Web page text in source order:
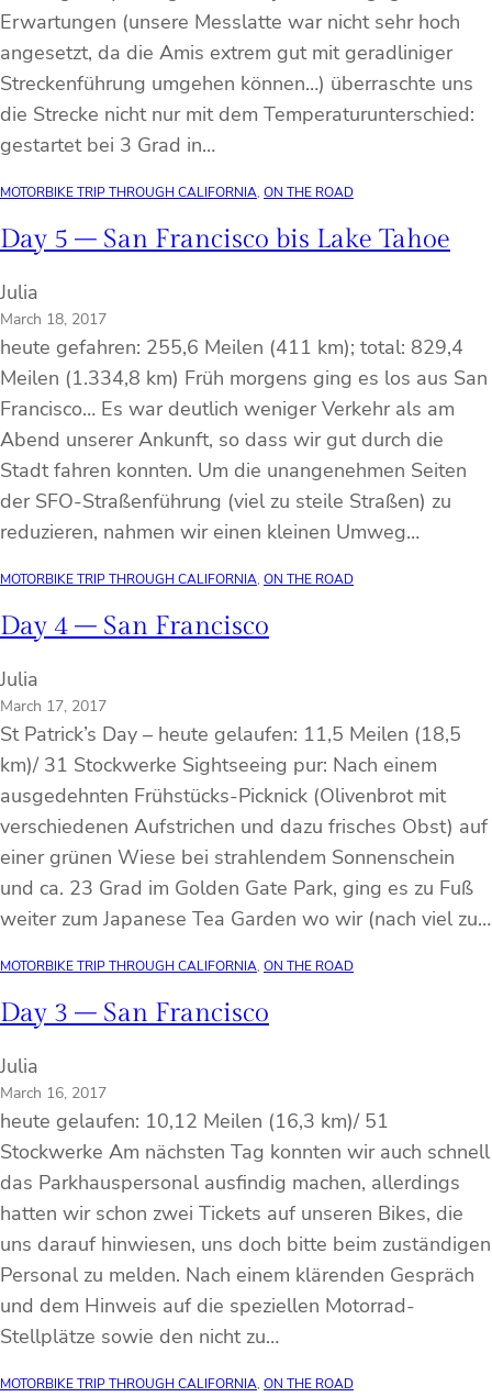
Erwartungen (unsere Messlatte war nicht sehr hoch
angesetzt, da die Amis extrem gut mit geradliniger
Streckenführung umgehen können…) überraschte uns
die Strecke nicht nur mit dem Temperaturunterschied:
gestartet bei 3 Grad in…
MOTORBIKE TRIP THROUGH CALIFORNIA, ON THE ROAD
Day 5 – San Francisco bis Lake Tahoe
Julia
March 18, 2017
heute gefahren: 255,6 Meilen (411 km); total: 829,4
Meilen (1.334,8 km) Früh morgens ging es los aus San
Francisco… Es war deutlich weniger Verkehr als am
Abend unserer Ankunft, so dass wir gut durch die
Stadt fahren konnten. Um die unangenehmen Seiten
der SFO-Straßenführung (viel zu steile Straßen) zu
reduzieren, nahmen wir einen kleinen Umweg…
MOTORBIKE TRIP THROUGH CALIFORNIA, ON THE ROAD
Day 4 – San Francisco
Julia
March 17, 2017
St Patrick’s Day – heute gelaufen: 11,5 Meilen (18,5
km)/ 31 Stockwerke Sightseeing pur: Nach einem
ausgedehnten Frühstücks-Picknick (Olivenbrot mit
verschiedenen Aufstrichen und dazu frisches Obst) auf
einer grünen Wiese bei strahlendem Sonnenschein
und ca. 23 Grad im Golden Gate Park, ging es zu Fuß
weiter zum Japanese Tea Garden wo wir (nach viel zu…
MOTORBIKE TRIP THROUGH CALIFORNIA, ON THE ROAD
Day 3 – San Francisco
Julia
March 16, 2017
heute gelaufen: 10,12 Meilen (16,3 km)/ 51
Stockwerke Am nächsten Tag konnten wir auch schnell
das Parkhauspersonal ausfindig machen, allerdings
hatten wir schon zwei Tickets auf unseren Bikes, die
uns darauf hinwiesen, uns doch bitte beim zuständigen
Personal zu melden. Nach einem klärenden Gespräch
und dem Hinweis auf die speziellen Motorrad-
Stellplätze sowie den nicht zu…
MOTORBIKE TRIP THROUGH CALIFORNIA, ON THE ROAD